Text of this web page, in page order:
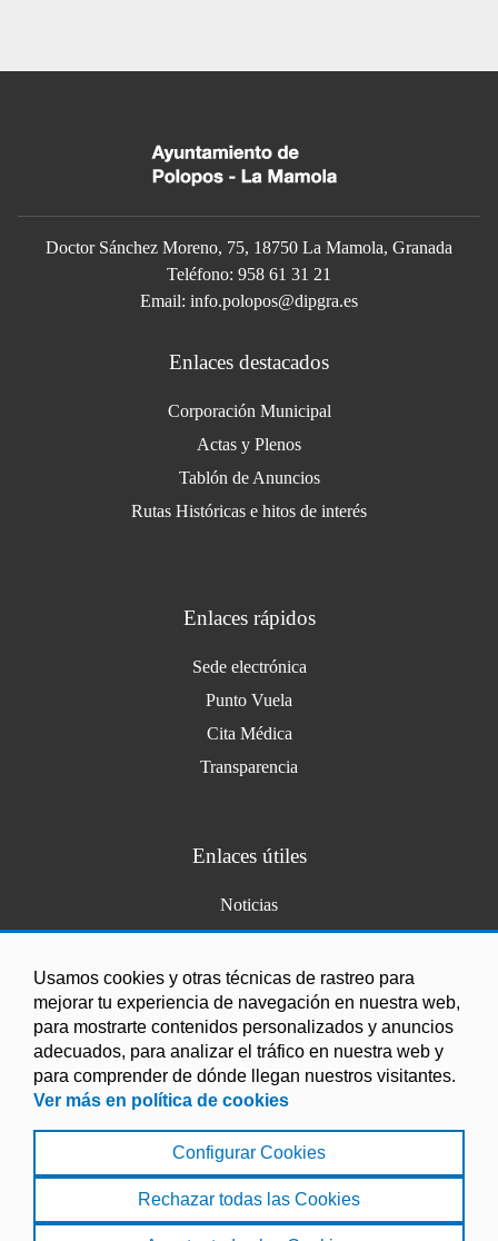
Usamos cookies y otras técnicas de rastreo para
mejorar tu experiencia de navegación en nuestra web,
para mostrarte contenidos personalizados y anuncios
adecuados, para analizar el tráfico en nuestra web y
para comprender de dónde llegan nuestros visitantes.
Ver más en política de cookies
Configurar Cookies
Rechazar todas las Cookies
Doctor Sánchez Moreno, 75, 18750 La Mamola, Granada
Teléfono: 958 61 31 21
Email: info.polopos@dipgra.es
Enlaces destacados
Corporación Municipal
Actas y Plenos
Tablón de Anuncios
Rutas Históricas e hitos de interés
Enlaces rápidos
Sede electrónica
Punto Vuela
Cita Médica
Transparencia
Enlaces útiles
Noticias
Agenda
Ordenanzas
Entidades y asociaciones
© 2022 Ayuntamiento de Polopos - La Mamola